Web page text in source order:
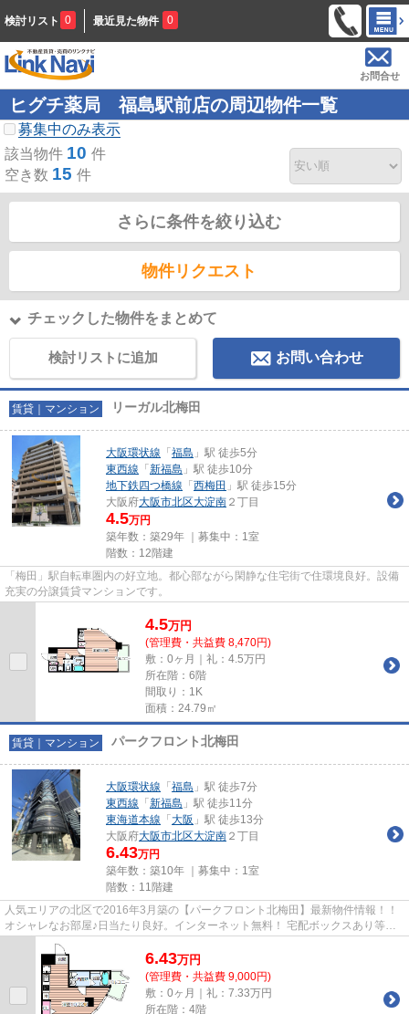
検討リスト 0 最近見た物件 0
お問合せ
ヒグチ薬局 福島駅前店の周辺物件一覧
募集中のみ表示
該当物件 10 件
空き数 15 件
さらに条件を絞り込む
物件リクエスト
チェックした物件をまとめて
検討リストに追加 お問い合わせ
賃貸｜マンション リーガル北梅田
大阪環状線 「 福島 」駅 徒歩5分
東西線 「 新福島 」駅 徒歩10分
地下鉄四つ橋線 「 西梅田 」駅 徒歩15分
大阪府大阪市北区大淀南 ２丁目
4.5万円
築年数：築29年 ｜募集中： 1室
階数：12階建
「梅田」駅自転車圏内の好立地。都心部ながら閑静な住宅街で住環境良好。設備
充実の分譲賃貸マンションです。
4.5万円
(管理費・共益費 8,470円)
敷：0ヶ月｜礼：4.5万円
所在階：6階
間取り：1K
面積：24.79㎡
賃貸｜マンション パークフロント北梅田
大阪環状線 「 福島 」駅 徒歩7分
東西線 「 新福島 」駅 徒歩11分
東海道本線 「 大阪 」駅 徒歩13分
大阪府大阪市北区大淀南 ２丁目
6.43万円
築年数：築10年 ｜募集中： 1室
階数：11階建
人気エリアの北区で2016年3月築の【パークフロント北梅田】最新物件情報！！
オシャレなお部屋♪日当たり良好。インターネット無料！ 宅配ボックスあり等設
備も充実してます！ 物件の詳...
6.43万円
(管理費・共益費 9,000円)
敷：0ヶ月｜礼：7.33万円
所在階：4階